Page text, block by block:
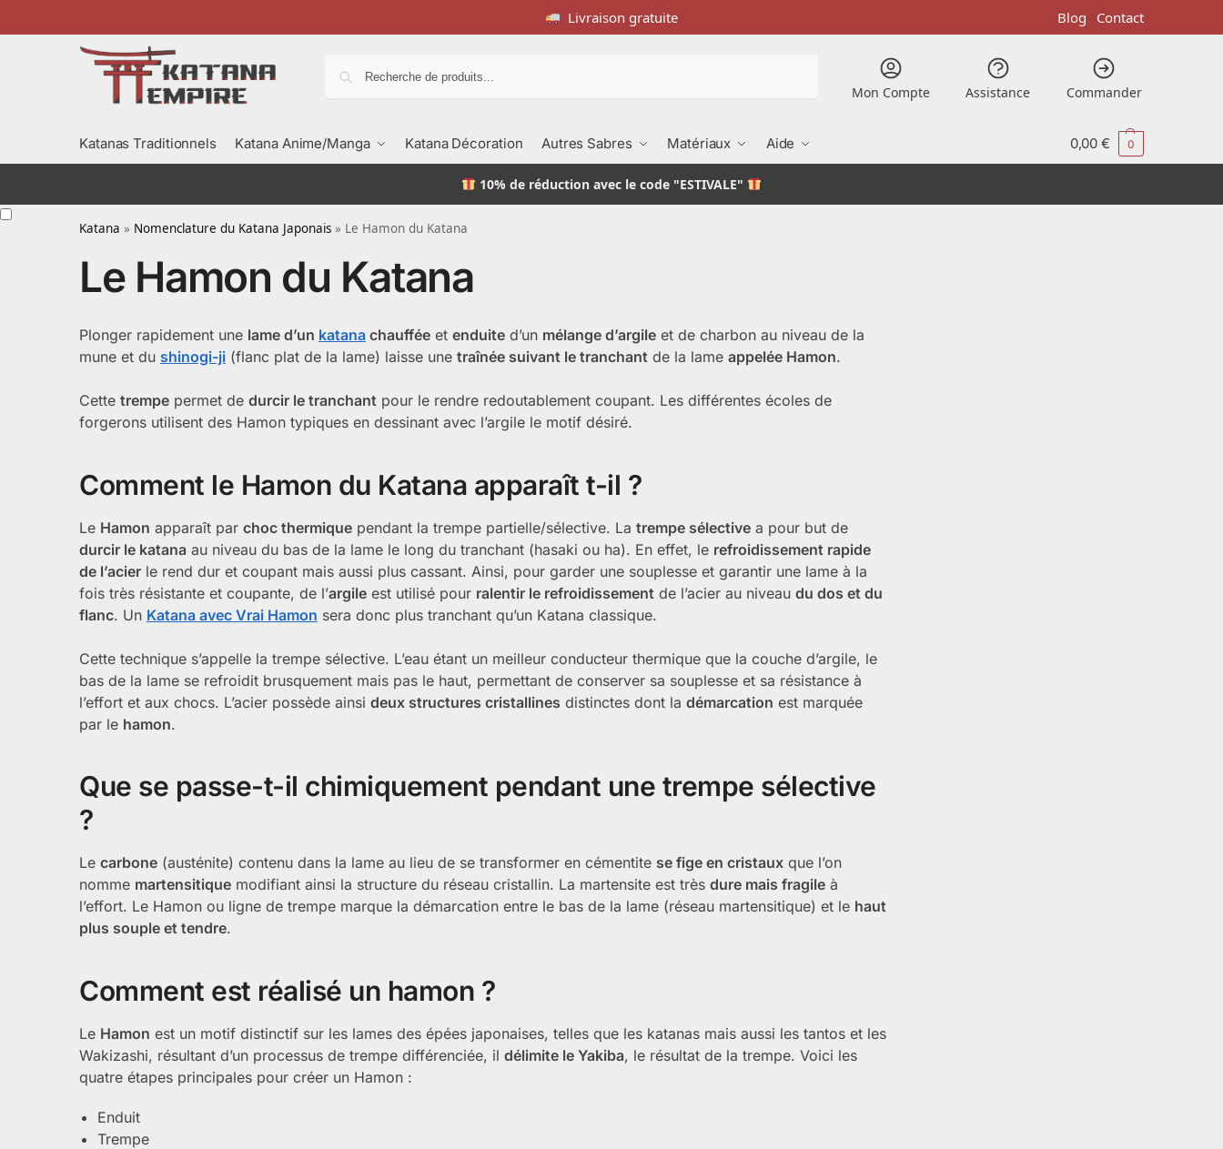
Livraison gratuite Blog Contact
Mon Compte Assistance Commander
Katanas Traditionnels Katana Anime/Manga Katana Décoration Autres Sabres Matériaux Aide 0,00€ 0
10% de réduction avec le code "ESTIVALE"
Katana » Nomenclature du Katana Japonais » Le Hamon du Katana
Le Hamon du Katana
Plonger rapidement une lame d’un katana chauffée et enduite d’un mélange d’argile et de charbon au niveau de la
mune et du shinogi-ji (flanc plat de la lame) laisse une traînée suivant le tranchant de la lame appelée Hamon.
Cette trempe permet de durcir le tranchant pour le rendre redoutablement coupant. Les différentes écoles de
forgerons utilisent des Hamon typiques en dessinant avec l’argile le motif désiré.
Comment le Hamon du Katana apparaît t-il ?
Le Hamon apparaît par choc thermique pendant la trempe partielle/sélective. La trempe sélective a pour but de
durcir le katana au niveau du bas de la lame le long du tranchant (hasaki ou ha). En effet, le refroidissement rapide
de l’acier le rend dur et coupant mais aussi plus cassant. Ainsi, pour garder une souplesse et garantir une lame à la
fois très résistante et coupante, de l’argile est utilisé pour ralentir le refroidissement de l’acier au niveau du dos et du
flanc. Un Katana avec Vrai Hamon sera donc plus tranchant qu’un Katana classique.
Cette technique s’appelle la trempe sélective. L’eau étant un meilleur conducteur thermique que la couche d’argile, le
bas de la lame se refroidit brusquement mais pas le haut, permettant de conserver sa souplesse et sa résistance à
l’effort et aux chocs. L’acier possède ainsi deux structures cristallines distinctes dont la démarcation est marquée
par le hamon.
Que se passe-t-il chimiquement pendant une trempe sélective
?
Le carbone (austénite) contenu dans la lame au lieu de se transformer en cémentite se fige en cristaux que l’on
nomme martensitique modifiant ainsi la structure du réseau cristallin. La martensite est très dure mais fragile à
l’effort. Le Hamon ou ligne de trempe marque la démarcation entre le bas de la lame (réseau martensitique) et le haut
plus souple et tendre.
Comment est réalisé un hamon ?
Le Hamon est un motif distinctif sur les lames des épées japonaises, telles que les katanas mais aussi les tantos et les
Wakizashi, résultant d’un processus de trempe différenciée, il délimite le Yakiba, le résultat de la trempe. Voici les
quatre étapes principales pour créer un Hamon :
Enduit
Trempe